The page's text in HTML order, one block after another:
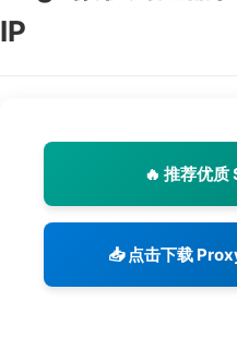
IP
🔥 推荐优质
📥 点击下载